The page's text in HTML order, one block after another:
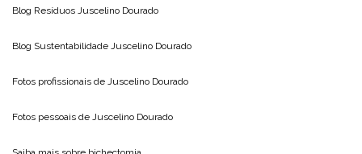
Blog Resíduos Juscelino Dourado
Blog Sustentabilidade Juscelino Dourado
Fotos profissionais de Juscelino Dourado
Fotos pessoais de Juscelino Dourado